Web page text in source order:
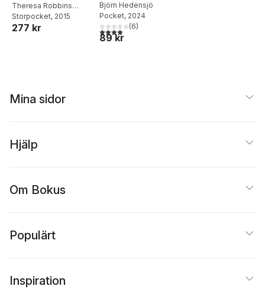
Theresa Robbins
Dudeck
Storpocket, 2015
277 kr
forskningen,
knepen och
övningarna som
gör dig likeable
Björn Hedensjö
Pocket, 2024
4,0utav 5 stjärnor. Totalt antal röster:
(6)
89 kr
Mina sidor
Hjälp
Om Bokus
Populärt
Inspiration